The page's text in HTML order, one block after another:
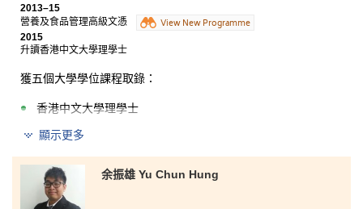
2013–15
營養及食品管理高級文憑
View New Programme
2015
升讀香港中文大學理學士
獲五個大學學位課程取錄：
香港中文大學理學士
香港大學理學士三年級
香港理工大學食品科技與食物安全（榮譽）理學士三年級
香港浸會大學應用生物學理學士（榮譽）三年級
香港城市大學應用生物學榮譽理學士三年級
顯示更多
余振雄 Yu Chun Hung